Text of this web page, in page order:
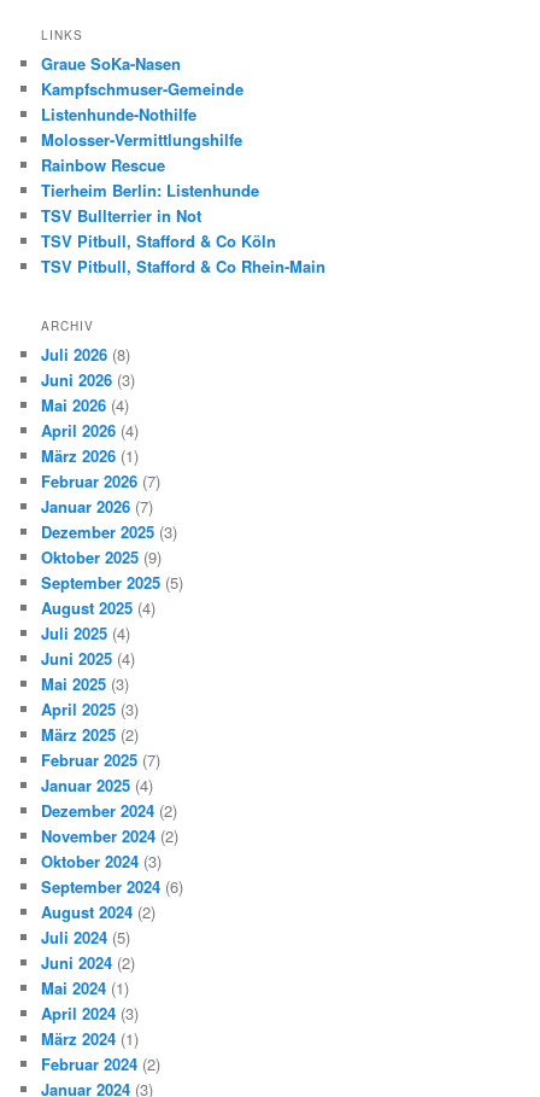
LINKS
Graue SoKa-Nasen
Kampfschmuser-Gemeinde
Listenhunde-Nothilfe
Molosser-Vermittlungshilfe
Rainbow Rescue
Tierheim Berlin: Listenhunde
TSV Bullterrier in Not
TSV Pitbull, Stafford & Co Köln
TSV Pitbull, Stafford & Co Rhein-Main
ARCHIV
Juli 2026 (8)
Juni 2026 (3)
Mai 2026 (4)
April 2026 (4)
März 2026 (1)
Februar 2026 (7)
Januar 2026 (7)
Dezember 2025 (3)
Oktober 2025 (9)
September 2025 (5)
August 2025 (4)
Juli 2025 (4)
Juni 2025 (4)
Mai 2025 (3)
April 2025 (3)
März 2025 (2)
Februar 2025 (7)
Januar 2025 (4)
Dezember 2024 (2)
November 2024 (2)
Oktober 2024 (3)
September 2024 (6)
August 2024 (2)
Juli 2024 (5)
Juni 2024 (2)
Mai 2024 (1)
April 2024 (3)
März 2024 (1)
Februar 2024 (2)
Januar 2024 (3)